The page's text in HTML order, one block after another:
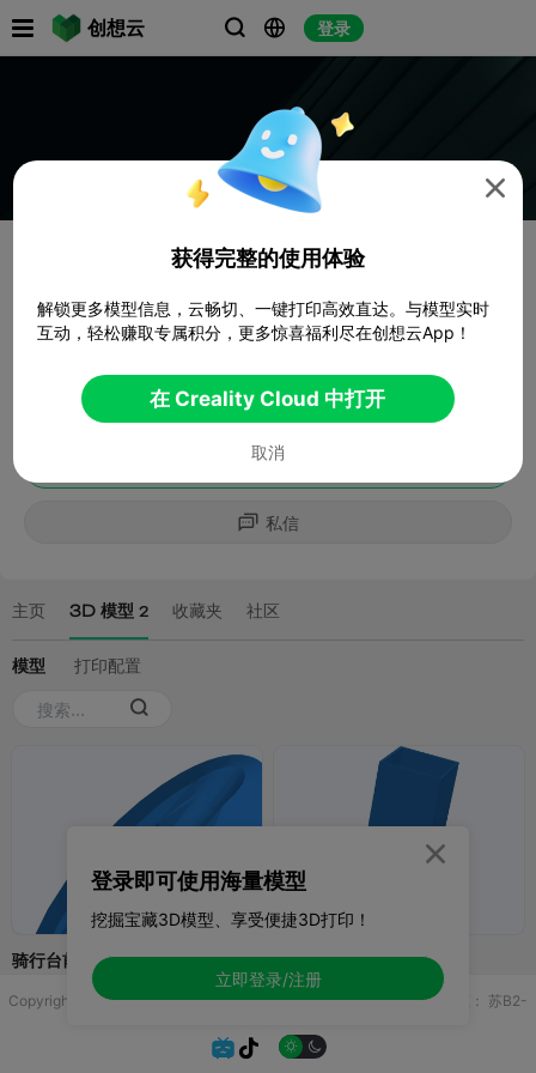
创想云   登录
Copyright © 2025 无锡控博科技有限公司 版权所有增值电信业务许可证： 苏B2-
 
登录即可使用海量模型
挖掘宝藏3D模型、享受便捷3D打印！
立即登录/注册


获得完整的使用体验
解锁更多模型信息，云畅切、一键打印高效直达。与模型实时
互动，轻松赚取专属积分，更多惊喜福利尽在创想云App！
在 Creality Cloud 中打开
取消